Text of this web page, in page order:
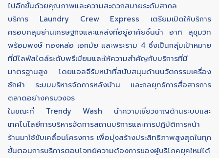
ไปอีกขั้นด้วยคุณภาพและความสะดวกสบายระดับสากล
บริการ Laundry Crew Express เตรียมเปิดให้บริการ
ครอบคลุมย่านเศรษฐกิจและแหล่งที่อยู่อาศัยชั้นนำ อาทิ สุขุมวิท
พร้อมพงษ์ ทองหล่อ เอกมัย และพระราม 4 ซึ่งเป็นกลุ่มเป้าหมาย
ที่มีไลฟ์สไตล์ระดับพรีเมียมและให้ความสำคัญกับบริการที่มี
มาตรฐานสูง โดยแอลจีรับหน้าที่สนับสนุนด้านนวัตกรรมเครื่อง
ซักผ้า ระบบบริหารจัดการหลังบ้าน และกลยุทธ์การสื่อสารการ
ตลาดอย่างครบวงจร
ในขณะที่ Trendy Wash นำความเชี่ยวชาญด้านระบบและ
เทคโนโลยีการบริหารจัดการสถานบริการและการปฏิบัติการหน้า
ร้านมาใช้ขับเคลื่อนโครงการ เพื่อมุ่งสร้างประสิทธิภาพสูงสุดในทุก
ขั้นตอนการบริการตอบโจทย์ความต้องการของผู้บริโภคยุคใหม่ได้